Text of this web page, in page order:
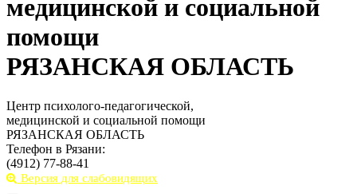
медицинской и социальной
помощи
РЯЗАНСКАЯ ОБЛАСТЬ
Центр психолого-педагогической,
медицинской и социальной помощи
РЯЗАНСКАЯ ОБЛАСТЬ
Телефон в Рязани:
(4912) 77-88-41
Версия для слабовидящих